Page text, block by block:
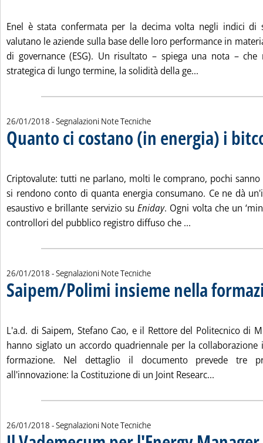
. Pubblicata venerdì 26 gennaio 2018 alle 11.47.
Enel è stata confermata per la decima volta negli indici di
valutano le aziende sulla base delle loro performance in
di governance (ESG). Un risultato – spiega una nota – che
strategica di lungo termine, la solidità della ge...
26/01/2018 - Segnalazioni Note Tecniche
Quanto ci costano (in energia) i
. Pubblicata venerdì 26 gennaio 2018 alle 11.47.
Criptovalute: tutti ne parlano, molti le comprano, pochi
si rendono conto di quanta energia consumano. Ce ne dà
esaustivo e brillante servizio suEniday. Ogni volta che un
controllori del pubblico registro diffuso che ...
26/01/2018 - Segnalazioni Note Tecniche
Saipem/Polimi insieme nella
. Pubblicata venerdì 26 gennaio 2018 alle 11.47.
L'a.d. di Saipem, Stefano Cao, e il Rettore del Politecnico di
hanno siglato un accordo quadriennale per la
formazione. Nel dettaglio il documento prevede tre
all'innovazione: la Costituzione di un Joint Researc...
26/01/2018 - Segnalazioni Note Tecniche